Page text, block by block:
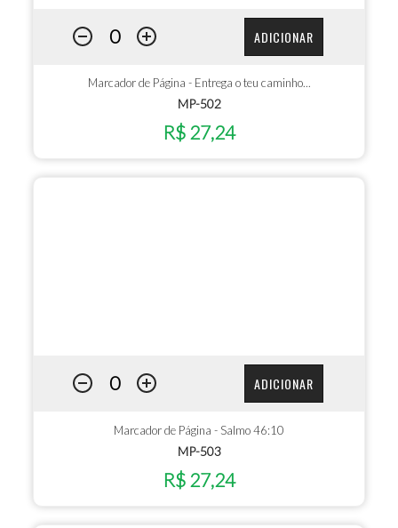
ADICIONAR
Marcador de Página - Entrega o teu caminho...
MP-502
R$ 27,24
ADICIONAR
Marcador de Página - Salmo 46:10
MP-503
R$ 27,24